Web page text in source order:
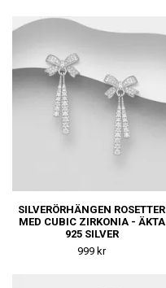
SILVERÖRHÄNGEN ROSETTER
MED CUBIC ZIRKONIA - ÄKTA
925 SILVER
999 kr